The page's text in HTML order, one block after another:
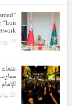
“Iron
22 يونيو 2026
21 يونيو 2026